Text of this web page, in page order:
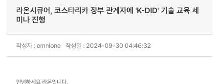
라온시큐어, 코스타리카 정부 관계자에 'K-DID' 기술 교육 세
미나 진행
작성자 : omnione 작성일 : 2024-09-30 04:46:32
안녕하세요 라온입니다.